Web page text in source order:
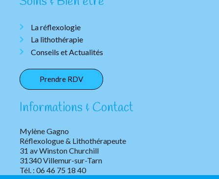
La réflexologie
La lithothérapie
Conseils et Actualités
Prendre RDV
Informations & Contact
Mylène Gagno
Réflexologue & Lithothérapeute
31 av Winston Churchill
31340 Villemur-sur-Tarn
Tél. : 06 46 75 18 40